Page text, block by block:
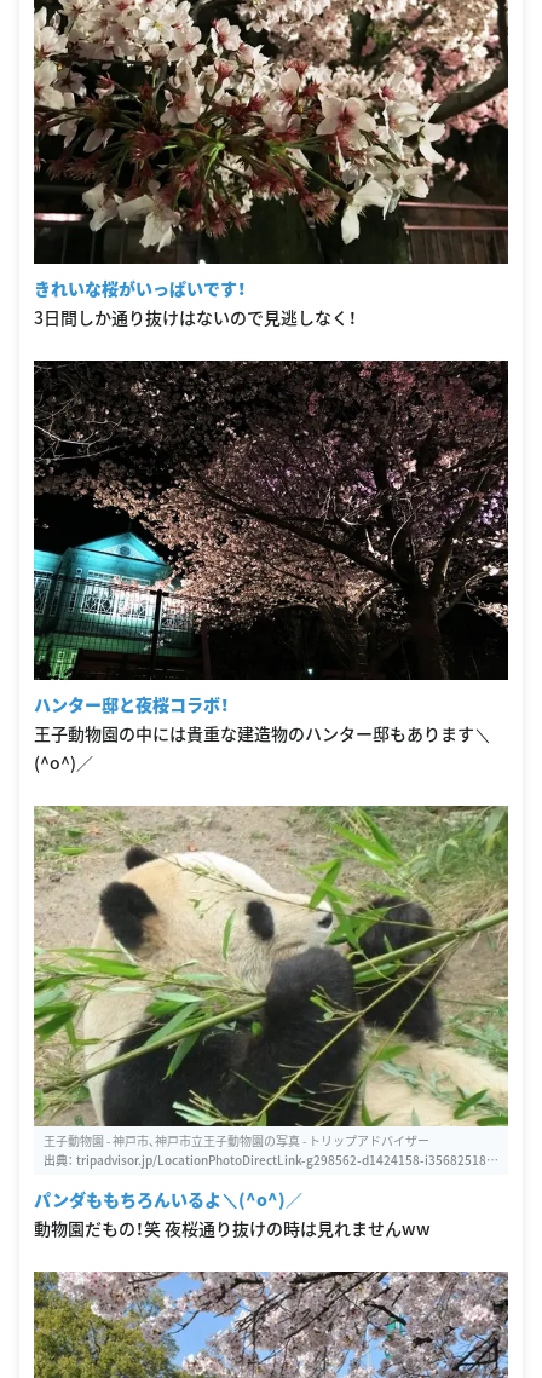
きれいな桜がいっぱいです！
3日間しか通り抜けはないので見逃しなく！
ハンター邸と夜桜コラボ！
王子動物園の中には貴重な建造物のハンター邸もあります＼
(^o^)／
王子動物園 - 神戸市、神戸市立王子動物園の写真 - トリップアドバイザー
出典： tripadvisor.jp/LocationPhotoDirectLink-g298562-d1424158-i35682518-
パンダももちろんいるよ＼(^o^)／
動物園だもの！笑 夜桜通り抜けの時は見れませんww